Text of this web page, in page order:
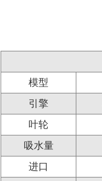
模型
引擎
叶轮
吸水量
进口